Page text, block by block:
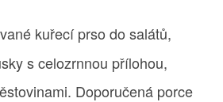
kuřecí prso do salátů,
s celozrnnou přílohou,
Doporučená porce